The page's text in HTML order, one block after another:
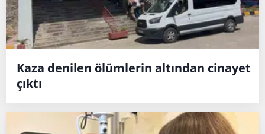
Kaza denilen ölümlerin altından cinayet
çıktı